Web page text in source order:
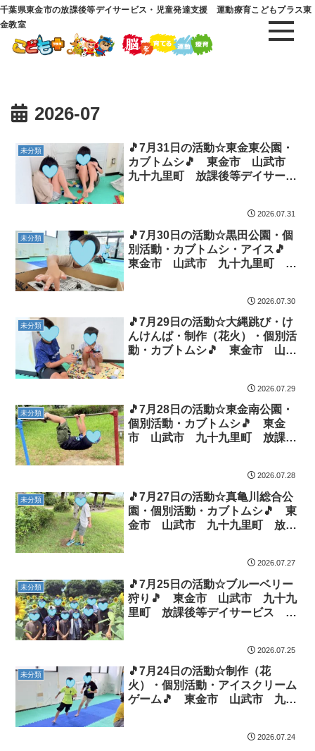
千葉県東金市の放課後等デイサービス・児童発達支援 運動療育こどもプラス東
金教室
2026-07
未分類
🎵7月31日の活動☆東金東公園・
カブトムシ🎵 東金市 山武市
九十九里町 放課後等デイサービ
2026.07.31
未分類
🎵7月30日の活動☆黒田公園・個
別活動・カブトムシ・アイス🎵
東金市 山武市 九十九里町 放
2026.07.30
未分類
🎵7月29日の活動☆大縄跳び・け
んけんぱ・制作（花火）・個別活
動・カブトムシ🎵 東金市 山武
2026.07.29
未分類
🎵7月28日の活動☆東金南公園・
個別活動・カブトムシ🎵 東金
市 山武市 九十九里町 放課後
2026.07.28
未分類
🎵7月27日の活動☆真亀川総合公
園・個別活動・カブトムシ🎵 東
金市 山武市 九十九里町 放課
2026.07.27
未分類
🎵7月25日の活動☆ブルーベリー
狩り🎵 東金市 山武市 九十九
里町 放課後等デイサービス 児
2026.07.25
未分類
🎵7月24日の活動☆制作（花
火）・個別活動・アイスクリーム
ゲーム🎵 東金市 山武市 九十
2026.07.24